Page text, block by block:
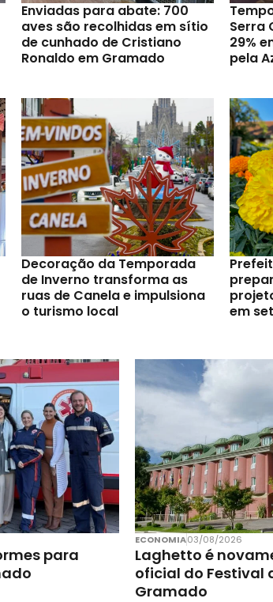
Enviadas para abate: 700
aves são recolhidas em sítio
de cunhado de Cristiano
Ronaldo em Gramado
Serra
29%
pela
Decoração da Temporada
de Inverno transforma as
ruas de Canela e impulsiona
o turismo local
em
para
ECONOMIA03/08/2026
Laghetto é
oficial do Festival
Gramado